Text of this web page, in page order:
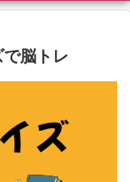
脳トレ